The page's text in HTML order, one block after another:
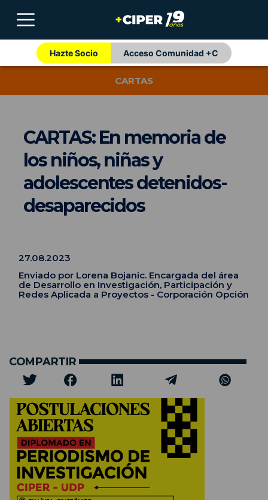
Hazte Socio Acceso Comunidad +C
CARTAS
CARTAS: En memoria de
los niños, niñas y
adolescentes detenidos-
desaparecidos
27.08.2023
Enviado por Lorena Bojanic. Encargada del área
de Desarrollo en Investigación, Participación y
Redes Aplicada a Proyectos - Corporación Opción
COMPARTIR